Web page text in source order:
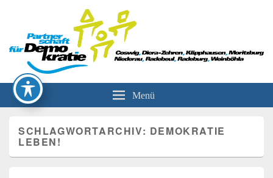
Partnerschaft für Demokratie
Menü
SCHLAGWORTARCHIV: DEMOKRATIE
LEBEN!